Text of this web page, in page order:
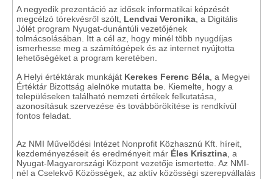
A negyedik prezentáció az idősek informatikai képzését
megcélzó törekvésről szólt, Lendvai Veronika , a Digitális
Jólét program Nyugat-dunántúli vezetőjének
tolmácsolásában. Itt a cél az, hogy minél több nyugdíjas
ismerhesse meg a számítógépek és az internet nyújtotta
lehetőségéket a program keretében.
A Helyi értéktárak munkáját Kerekes Ferenc Béla , a Megyei
Értéktár Bizottság alelnöke mutatta be. Kiemelte, hogy a
településeken található nemzeti értékek felkutatása,
azonosításuk szervezése és továbbörökítése is rendkívül
fontos feladat.
Az NMI Művelődési Intézet Nonprofit Közhasznú Kft. híreit,
kezdeményezéseit és eredményeit már Éles Krisztina , a
Nyugat-Magyarországi Központ vezetője ismertette. Az NMI-
nél a Cselekvő Közösségek, az aktív közösségi szerepvállalás